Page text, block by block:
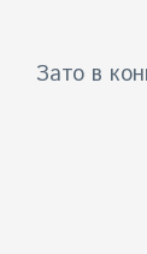
Зато в